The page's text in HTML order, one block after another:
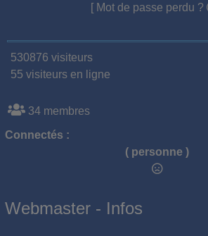
[ Mot de passe perdu ?
530876 visiteurs
55 visiteurs en ligne
34 membres
Connectés :
( personne )
Webmaster - Infos